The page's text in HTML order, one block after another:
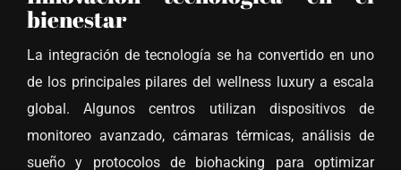
bienestar
La integración de tecnología se ha convertido en uno
de los principales pilares del wellness luxury a escala
global. Algunos centros utilizan dispositivos de
monitoreo avanzado, cámaras térmicas, análisis de
sueño y protocolos de biohacking para optimizar